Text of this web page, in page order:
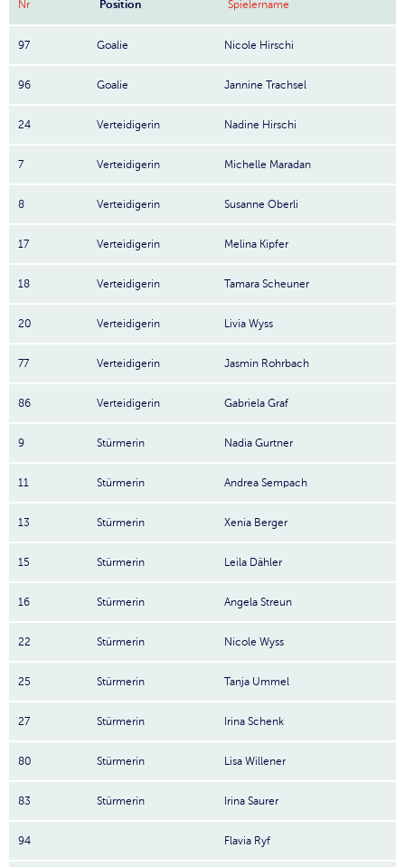
Nr Position Spielername
97 Goalie Nicole Hirschi
96 Goalie Jannine Trachsel
24 Verteidigerin Nadine Hirschi
7 Verteidigerin Michelle Maradan
8 Verteidigerin Susanne Oberli
17 Verteidigerin Melina Kipfer
18 Verteidigerin Tamara Scheuner
20 Verteidigerin Livia Wyss
77 Verteidigerin Jasmin Rohrbach
86 Verteidigerin Gabriela Graf
9 Stürmerin Nadia Gurtner
11 Stürmerin Andrea Sempach
13 Stürmerin Xenia Berger
15 Stürmerin Leila Dähler
16 Stürmerin Angela Streun
22 Stürmerin Nicole Wyss
25 Stürmerin Tanja Ummel
27 Stürmerin Irina Schenk
80 Stürmerin Lisa Willener
83 Stürmerin Irina Saurer
94 Flavia Ryf